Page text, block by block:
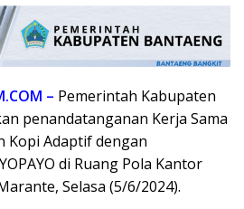
– Pemerintah Kabupaten
penandatanganan Kerja Sama
Kopi Adaptif dengan
di Ruang Pola Kantor
Selasa (5/6/2024).